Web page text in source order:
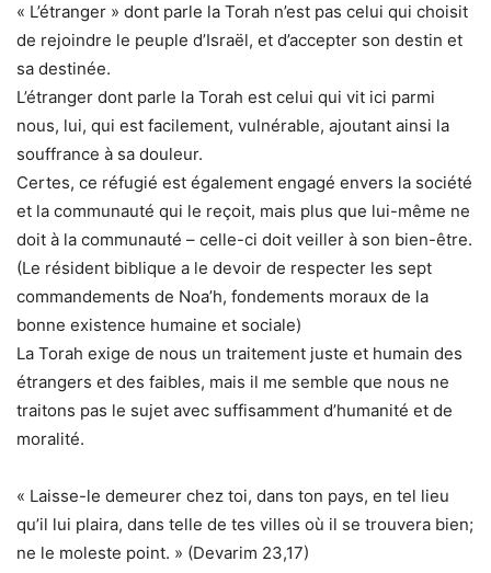
« L’étranger » dont parle la Torah n’est pas celui qui choisit
de rejoindre le peuple d’Israël, et d’accepter son destin et
sa destinée.
L’étranger dont parle la Torah est celui qui vit ici parmi
nous, lui, qui est facilement, vulnérable, ajoutant ainsi la
souffrance à sa douleur.
Certes, ce réfugié est également engagé envers la société
et la communauté qui le reçoit, mais plus que lui-même ne
doit à la communauté – celle-ci doit veiller à son bien-être.
(Le résident biblique a le devoir de respecter les sept
commandements de Noa’h, fondements moraux de la
bonne existence humaine et sociale)
La Torah exige de nous un traitement juste et humain des
étrangers et des faibles, mais il me semble que nous ne
traitons pas le sujet avec suffisamment d’humanité et de
moralité.
« Laisse-le demeurer chez toi, dans ton pays, en tel lieu
qu’il lui plaira, dans telle de tes villes où il se trouvera bien;
ne le moleste point. » (Devarim 23,17)